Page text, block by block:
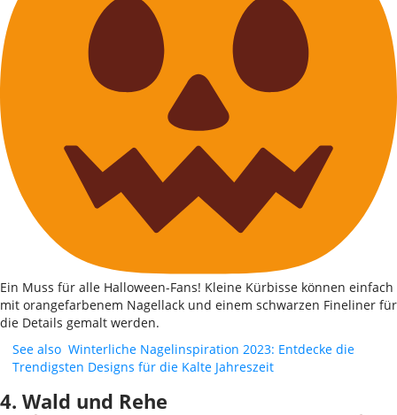
Ein Muss für alle Halloween-Fans! Kleine Kürbisse können einfach
mit orangefarbenem Nagellack und einem schwarzen Fineliner für
die Details gemalt werden.
See also Winterliche Nagelinspiration 2023: Entdecke die
Trendigsten Designs für die Kalte Jahreszeit
4. Wald und Rehe